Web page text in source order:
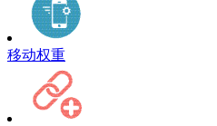
移动权重